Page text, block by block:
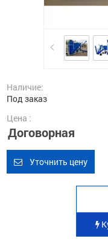
Наличие:
Под заказ
Цена :
Договорная
Уточнить цену